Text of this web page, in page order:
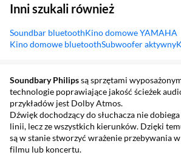
Inni szukali również
Soundbar bluetoothKino domowe YAMAHA
Kino domowe bluetoothSubwoofer aktywny
Soundbary Philipssą sprzętami
technologie poprawiające jakość ścieżek
przykładów jest Dolby Atmos.
Dźwięk dochodzący do słuchacza nie
linii, lecz ze wszystkich kierunków. Dzięki
są w stanie stworzyć wrażenie przebywania
filmu lub koncertu.